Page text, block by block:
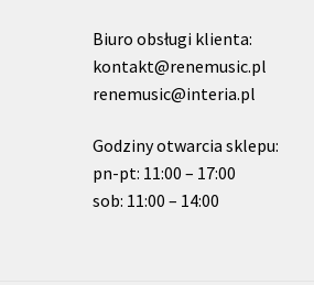
Biuro obsługi klienta:
kontakt@renemusic.pl
renemusic@interia.pl
Godziny otwarcia sklepu:
pn-pt: 11:00 – 17:00
sob: 11:00 – 14:00